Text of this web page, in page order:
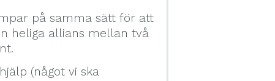
på samma sätt för att
heliga allians mellan två
(något vi ska